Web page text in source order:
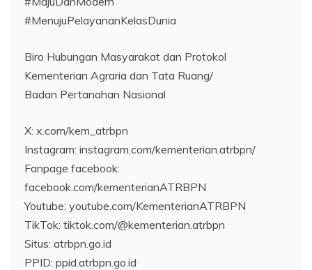
#MenujuPelayananKelasDunia
Biro Hubungan Masyarakat dan Protokol
Kementerian Agraria dan Tata Ruang/
Badan Pertanahan Nasional
X: x.com/kem_atrbpn
Instagram: instagram.com/kementerian.atrbpn/
Fanpage facebook:
facebook.com/kementerianATRBPN
Youtube: youtube.com/KementerianATRBPN
TikTok: tiktok.com/@kementerian.atrbpn
Situs: atrbpn.go.id
PPID: ppid.atrbpn.go.id